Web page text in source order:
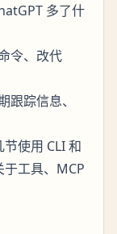
多了什
令、改代
跟踪信息、
使用 CLI 和
工具、MCP